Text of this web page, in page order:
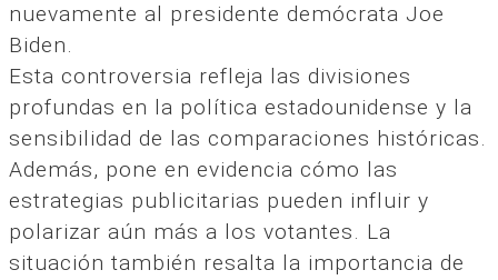
nuevamente al presidente demócrata Joe
Biden.
Esta controversia refleja las divisiones
profundas en la política estadounidense y la
sensibilidad de las comparaciones históricas.
Además, pone en evidencia cómo las
estrategias publicitarias pueden influir y
polarizar aún más a los votantes. La
situación también resalta la importancia de